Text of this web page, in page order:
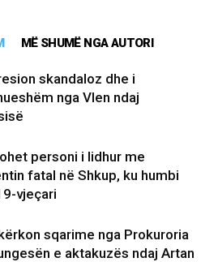
MË SHUMË NGA AUTORI
skandaloz dhe i
nga Vlen ndaj
personi i lidhur me
fatal në Shkup, ku humbi
vjeçari
sqarime nga Prokuroria
e aktakuzës ndaj Artan